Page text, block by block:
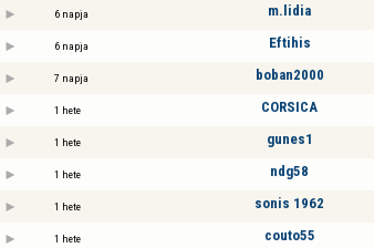
6 napja m.lidia
6 napja Eftihis
7 napja boban2000
1 hete CORSICA
1 hete gunes1
1 hete ndg58
1 hete sonis 1962
1 hete couto55